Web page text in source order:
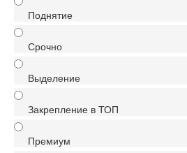
Поднятие
Срочно
Выделение
Закрепление в ТОП
Премиум